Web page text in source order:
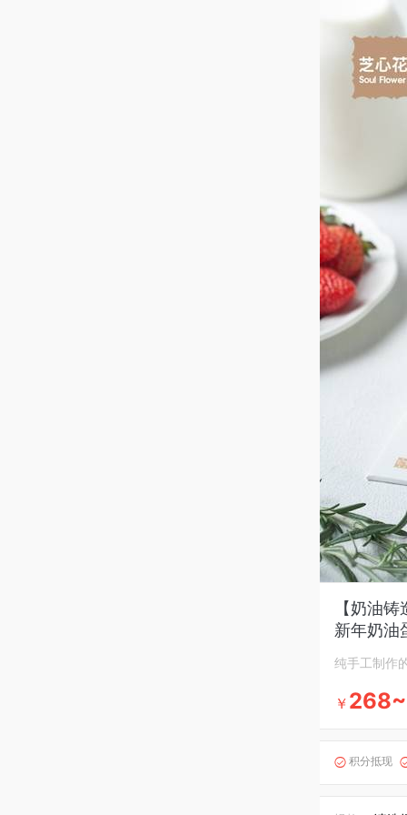
【奶油
新年奶油
纯手工制作
￥
 积分抵现